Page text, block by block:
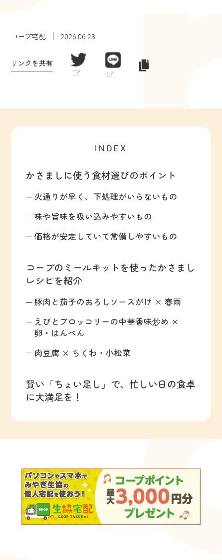
コープ宅配 2026.06.23
リンクを共有
INDEX
かさましに使う食材選びのポイント
火通りが早く、下処理がいらないもの
味や旨味を吸い込みやすいもの
価格が安定していて常備しやすいもの
コープのミールキットを使ったかさまし
レシピを紹介
豚肉と茄子のおろしソースがけ × 春雨
えびとブロッコリーの中華香味炒め ×
卵・はんぺん
肉豆腐 × ちくわ・小松菜
賢い「ちょい足し」で、忙しい日の食卓
に大満足を！